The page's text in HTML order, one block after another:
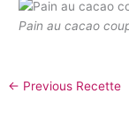
Pain au cacao
← Previous Recette